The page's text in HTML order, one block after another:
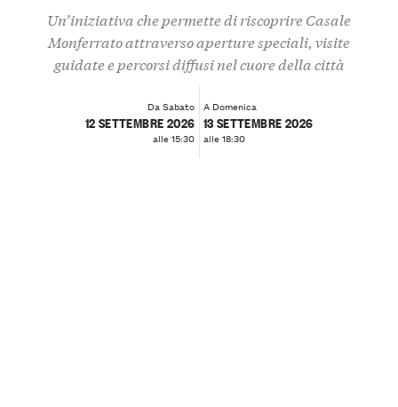
Un’iniziativa che permette di riscoprire Casale
Monferrato attraverso aperture speciali, visite
guidate e percorsi diffusi nel cuore della città
Da Sabato
12 SETTEMBRE 2026
alle 15:30
A Domenica
13 SETTEMBRE 2026
alle 18:30